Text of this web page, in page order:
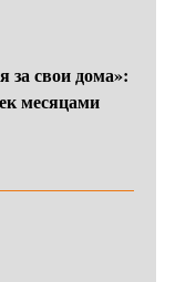
за свои дома»:
месяцами